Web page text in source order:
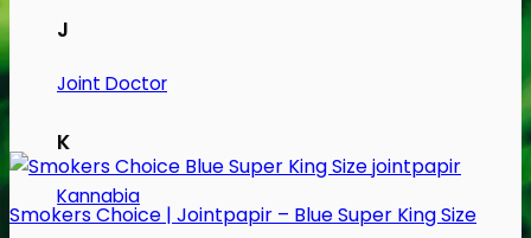
J
Joint Doctor
K
Kannabia
Smokers Choice | Jointpapir – Blue Super King Size